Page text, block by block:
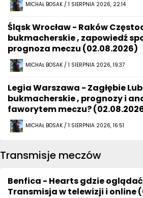
MICHAŁ BOSAK / 1 SIERPNIA 2026, 22:14
Śląsk Wrocław - Raków
bukmacherskie , zapowiedź
prognoza meczu (02.08.2026)
MICHAŁ BOSAK / 1 SIERPNIA 2026, 19:37
Legia Warszawa - Zagłębie
bukmacherskie , prognozy i
faworytem meczu?
MICHAŁ BOSAK / 1 SIERPNIA 2026, 16:51
Transmisje meczów
Benfica - Hearts gdzie
Transmisja w telewizji i online